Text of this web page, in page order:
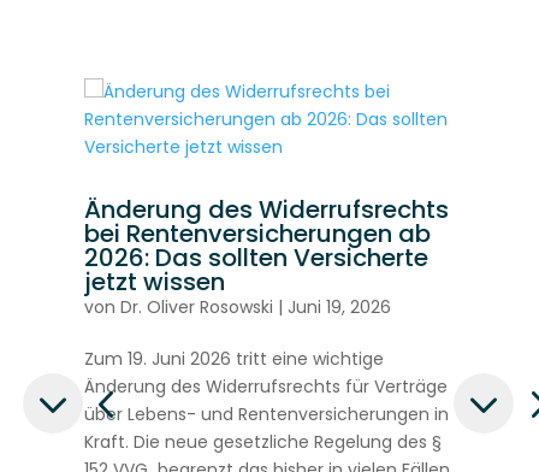
Änderung des Widerrufsrechts
bei Rentenversicherungen ab
2026: Das sollten Versicherte
jetzt wissen
von Dr. Oliver Rosowski | Juni 19, 2026
Zum 19. Juni 2026 tritt eine wichtige
Änderung des Widerrufsrechts für Verträge
über Lebens- und Rentenversicherungen in
Kraft. Die neue gesetzliche Regelung des §